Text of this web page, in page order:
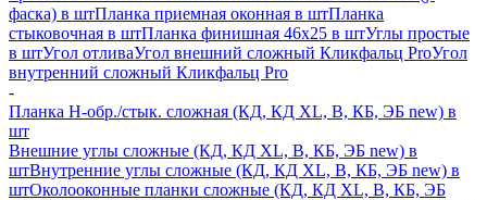
фаска) в штПланка приемная оконная в штПланка
стыковочная в штПланка финишная 46х25 в штУглы простые
в штУгол отливаУгол внешний сложный Кликфальц ProУгол
внутренний сложный Кликфальц Pro
-
Планка H-обр./стык. сложная (КД, КД XL, В, КБ, ЭБ new) в
шт
Внешние углы сложные (КД, КД XL, В, КБ, ЭБ new) в
штВнутренние углы сложные (КД, КД XL, В, КБ, ЭБ new) в
штОколооконные планки сложные (КД, КД XL, В, КБ, ЭБ